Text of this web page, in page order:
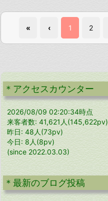
« ‹ 1 2
＊アクセスカウンター
2026/08/09 02:20:34時点
来客者数: 41,621人(145,622pv)
昨日: 48人(73pv)
今日: 8人(8pv)
(since 2022.03.03)
＊最新のブログ投稿